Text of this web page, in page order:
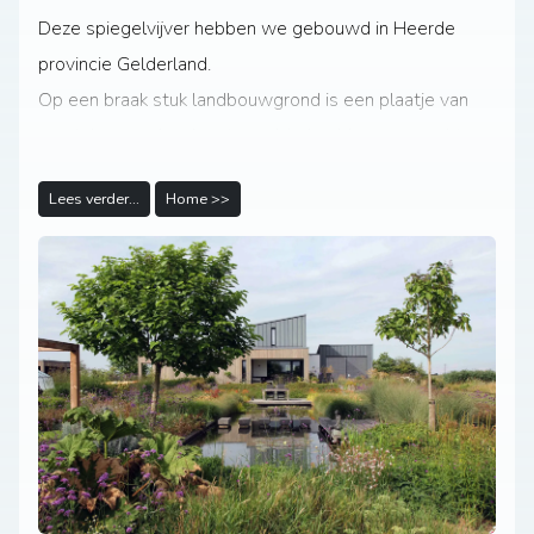
Deze spiegelvijver hebben we gebouwd in Heerde
provincie Gelderland.
Op een braak stuk landbouwgrond is een plaatje van
zichtlijn door de tuin.
Lees verder... Home >>